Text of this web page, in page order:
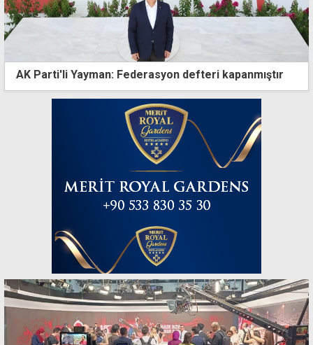
AK Parti'li Yayman: Federasyon defteri kapanmıştır